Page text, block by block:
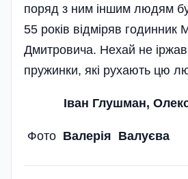
поряд з ним іншим людям
55 років відміряв годинник
Дмитровича. Нехай не
пружинки, які рухають цю
Іван Глушман,
Фото Валерія Валуєва